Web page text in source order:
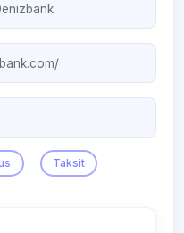
Taksit